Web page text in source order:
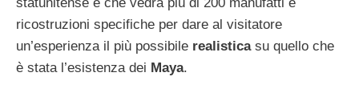
ricostruzioni specifiche per dare al visitatore
un’esperienza il più possibile realisticasu quello che
è stata l’esistenza dei Maya.